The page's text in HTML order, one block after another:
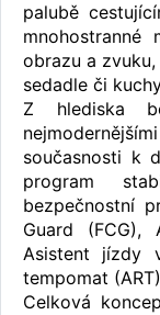
palubě
obrazu a
sedadle či
Z hlediska
současnosti k
program
bezpečnostní
Guard
Asistent jízdy
tempomat
Celková